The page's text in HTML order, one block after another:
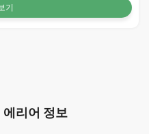
기
리어 정보